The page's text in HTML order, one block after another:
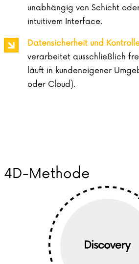
unabhängig von Schicht
intuitivem Interface.
Datensicherheit und
verarbeitet ausschließlich
läuft in kundeneigener
oder Cloud).
4D-Methode